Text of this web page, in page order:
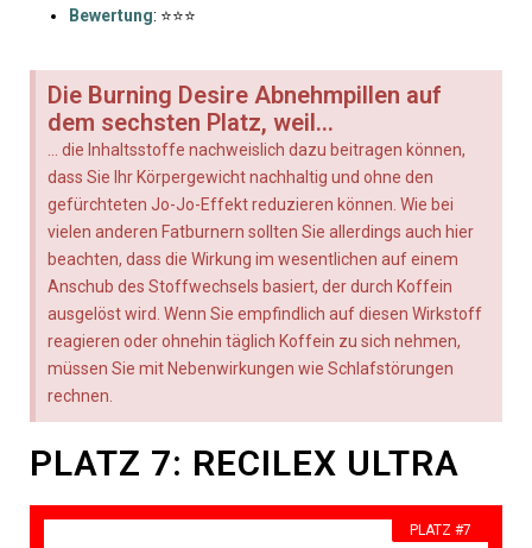
Bewertung: ⭐⭐⭐
Die Burning Desire Abnehmpillen auf
dem sechsten Platz, weil...
... die Inhaltsstoffe nachweislich dazu beitragen können,
dass Sie Ihr Körpergewicht nachhaltig und ohne den
gefürchteten Jo-Jo-Effekt reduzieren können. Wie bei
vielen anderen Fatburnern sollten Sie allerdings auch hier
beachten, dass die Wirkung im wesentlichen auf einem
Anschub des Stoffwechsels basiert, der durch Koffein
ausgelöst wird. Wenn Sie empfindlich auf diesen Wirkstoff
reagieren oder ohnehin täglich Koffein zu sich nehmen,
müssen Sie mit Nebenwirkungen wie Schlafstörungen
rechnen.
PLATZ 7: RECILEX ULTRA
PLATZ #7